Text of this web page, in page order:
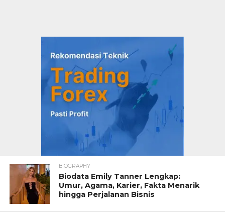
BIOGRAPHY
Biodata Emily Tanner Lengkap:
Umur, Agama, Karier, Fakta Menarik
hingga Perjalanan Bisnis